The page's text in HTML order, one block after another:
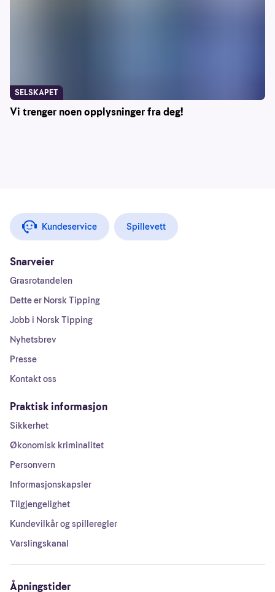
Vi trenger noen opplysninger fra deg!
SELSKAPET
Kundeservice Spillevett
Snarveier
Grasrotandelen
Dette er Norsk Tipping
Jobb i Norsk Tipping
Nyhetsbrev
Presse
Kontakt oss
Praktisk informasjon
Sikkerhet
Økonomisk kriminalitet
Personvern
Informasjonskapsler
Tilgjengelighet
Kundevilkår og spilleregler
Varslingskanal
Åpningstider